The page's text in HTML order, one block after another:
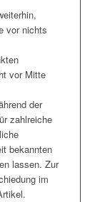
vor nichts
vor Mitte
der
zahlreiche
bekannten
lassen. Zur
im